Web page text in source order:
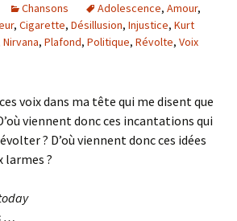
Chansons Adolescence, Amour,
, Cigarette, Désillusion, Injustice, Kurt
Nirvana, Plafond, Politique, Révolte, Voix
voix dans ma tête qui me disent que
viennent donc ces incantations qui
? D’où viennent donc ces idées
larmes ?
…